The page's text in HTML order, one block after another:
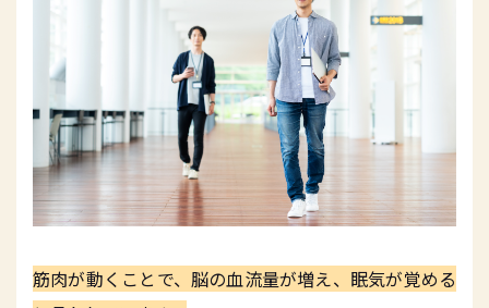
筋肉が動くことで、脳の血流量が増え、眠気が覚める